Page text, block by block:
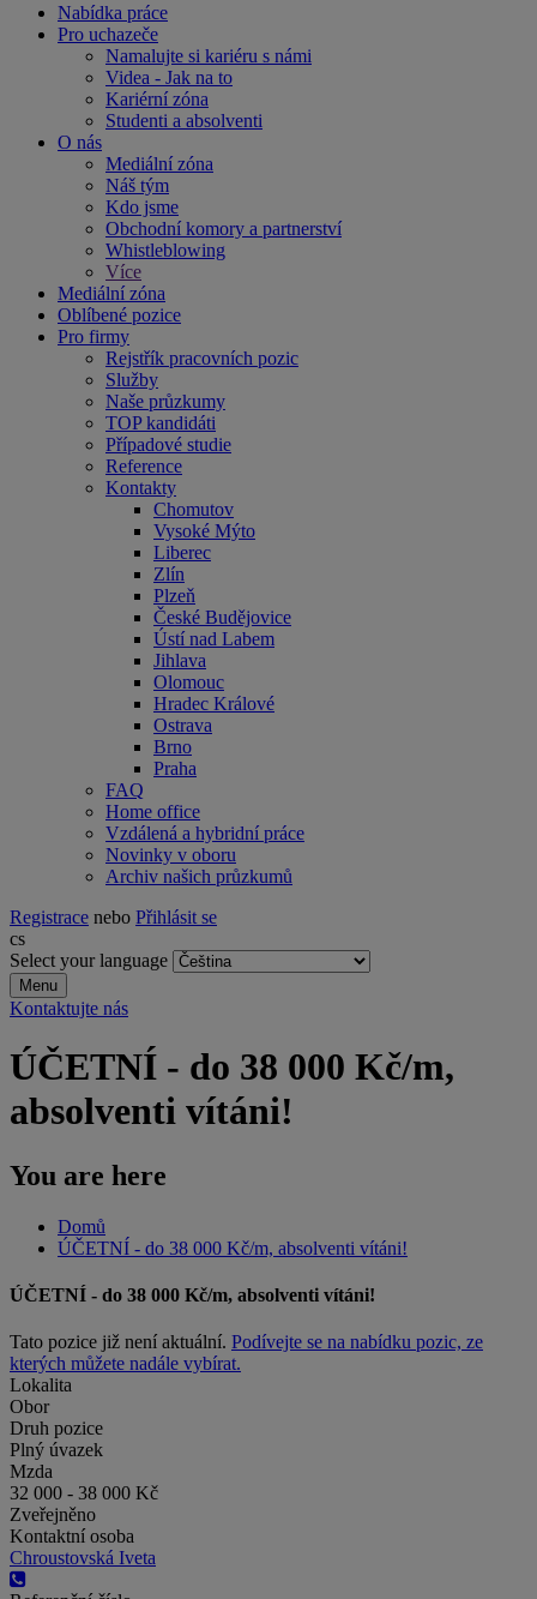
Nabídka práce
Pro uchazeče
Namalujte si kariéru s námi
Videa - Jak na to
Kariérní zóna
Studenti a absolventi
O nás
Mediální zóna
Náš tým
Kdo jsme
Obchodní komory a partnerství
Whistleblowing
Více
Mediální zóna
Oblíbené pozice
Pro firmy
Rejstřík pracovních pozic
Služby
Naše průzkumy
TOP kandidáti
Případové studie
Reference
Kontakty
Chomutov
Vysoké Mýto
Liberec
Zlín
Plzeň
České Budějovice
Ústí nad Labem
Jihlava
Olomouc
Hradec Králové
Ostrava
Brno
Praha
FAQ
Home office
Vzdálená a hybridní práce
Novinky v oboru
Archiv našich průzkumů
Registrace nebo Přihlásit se
cs
Select your language
Menu
Kontaktujte nás
ÚČETNÍ - do 38 000 Kč/m,
absolventi vítáni!
You are here
Domů
ÚČETNÍ - do 38 000 Kč/m, absolventi vítáni!
ÚČETNÍ - do 38 000 Kč/m, absolventi vítáni!
Tato pozice již není aktuální. Podívejte se na nabídku pozic, ze
kterých můžete nadále vybírat.
Lokalita
Obor
Druh pozice
Plný úvazek
Mzda
32 000 - 38 000 Kč
Zveřejněno
Kontaktní osoba
Chroustovská Iveta